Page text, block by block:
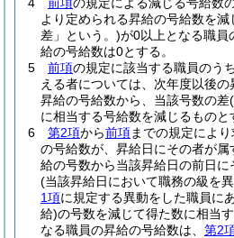
より定められる昇給の号給数を減
差」という。)が0以上となる職員
給の号給数は0とする。
5
前項の規定に該当する職員のう
える者については、次年度以後
昇給の号給数から、当該号数の差
に相当する号給数を減じるものと
6
第2項から前項までの規定によ
の号給数が、昇給日にその者が
給の号数から当該昇給日の前日
(当該昇給日において職務の級を
1項に規定する異動をした職員に
給)の号数を減じて得た数に相当
なる職員の昇給の号給数は、 第2